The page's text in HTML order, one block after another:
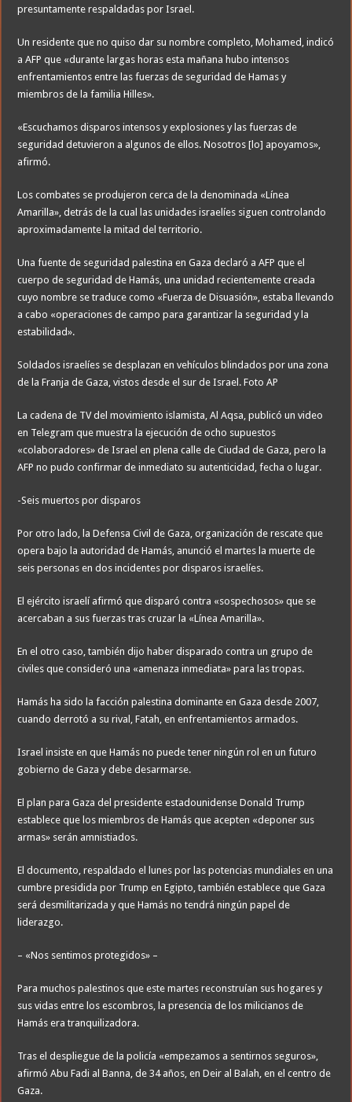
presuntamente respaldadas por Israel.
Un residente que no quiso dar su nombre completo, Mohamed, indicó
a AFP que «durante largas horas esta mañana hubo intensos
enfrentamientos entre las fuerzas de seguridad de Hamas y
miembros de la familia Hilles».
«Escuchamos disparos intensos y explosiones y las fuerzas de
seguridad detuvieron a algunos de ellos. Nosotros [lo] apoyamos»,
afirmó.
Los combates se produjeron cerca de la denominada «Línea
Amarilla», detrás de la cual las unidades israelíes siguen controlando
aproximadamente la mitad del territorio.
Una fuente de seguridad palestina en Gaza declaró a AFP que el
cuerpo de seguridad de Hamás, una unidad recientemente creada
cuyo nombre se traduce como «Fuerza de Disuasión», estaba llevando
a cabo «operaciones de campo para garantizar la seguridad y la
estabilidad».
Soldados israelíes se desplazan en vehículos blindados por una zona
de la Franja de Gaza, vistos desde el sur de Israel. Foto AP
La cadena de TV del movimiento islamista, Al Aqsa, publicó un video
en Telegram que muestra la ejecución de ocho supuestos
«colaboradores» de Israel en plena calle de Ciudad de Gaza, pero la
AFP no pudo confirmar de inmediato su autenticidad, fecha o lugar.
-Seis muertos por disparos
Por otro lado, la Defensa Civil de Gaza, organización de rescate que
opera bajo la autoridad de Hamás, anunció el martes la muerte de
seis personas en dos incidentes por disparos israelíes.
El ejército israelí afirmó que disparó contra «sospechosos» que se
acercaban a sus fuerzas tras cruzar la «Línea Amarilla».
En el otro caso, también dijo haber disparado contra un grupo de
civiles que consideró una «amenaza inmediata» para las tropas.
Hamás ha sido la facción palestina dominante en Gaza desde 2007,
cuando derrotó a su rival, Fatah, en enfrentamientos armados.
Israel insiste en que Hamás no puede tener ningún rol en un futuro
gobierno de Gaza y debe desarmarse.
El plan para Gaza del presidente estadounidense Donald Trump
establece que los miembros de Hamás que acepten «deponer sus
armas» serán amnistiados.
El documento, respaldado el lunes por las potencias mundiales en una
cumbre presidida por Trump en Egipto, también establece que Gaza
será desmilitarizada y que Hamás no tendrá ningún papel de
liderazgo.
– «Nos sentimos protegidos» –
Para muchos palestinos que este martes reconstruían sus hogares y
sus vidas entre los escombros, la presencia de los milicianos de
Hamás era tranquilizadora.
Tras el despliegue de la policía «empezamos a sentirnos seguros»,
afirmó Abu Fadi al Banna, de 34 años, en Deir al Balah, en el centro de
Gaza.